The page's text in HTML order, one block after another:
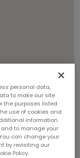
personal data,
to make our site
the purposes listed
use of cookies and
information
to manage your
can change your
by revisiting our
Policy.